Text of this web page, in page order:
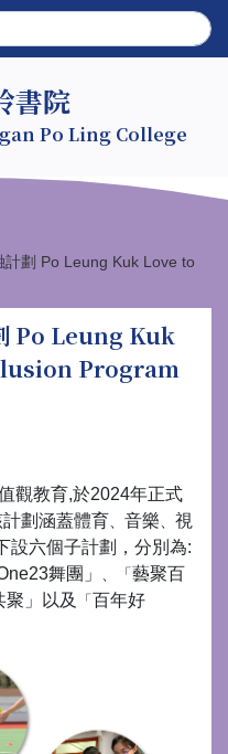
書院
Po Ling College
計劃 Po Leung Kuk Love to
Po Leung Kuk
Program
觀教育,於2024年正式
劃涵蓋體育
音樂
視
設六個子計劃，分別為:
舞團」 、「藝聚百
聚」以及 「百年好